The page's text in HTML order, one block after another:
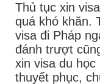
Thủ tục xin
quá khó khăn.
visa đi Pháp
đánh trượt
xin visa du
thuyết phục,